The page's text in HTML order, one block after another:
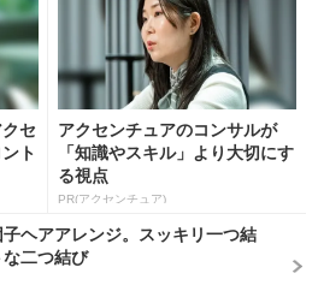
セ
ト
アクセンチュアのコンサルが
「知識やスキル」より大切にす
る視点
PR(アクセンチュア)
ヘアアレンジ。スッキリ一つ結
二つ結び